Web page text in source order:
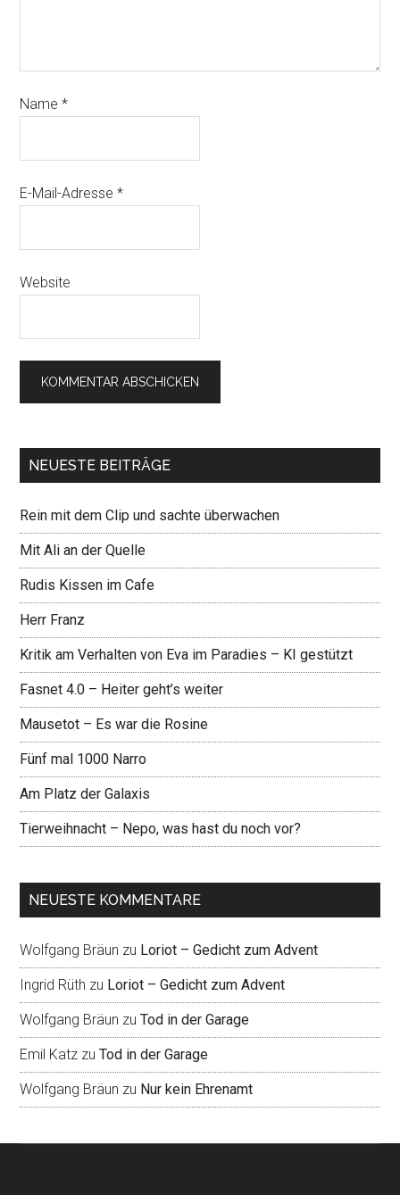
Name*
E-Mail-Adresse*
Website
NEUESTE BEITRÄGE
Rein mit dem Clip und sachte überwachen
Mit Ali an der Quelle
Rudis Kissen im Cafe
Herr Franz
Kritik am Verhalten von Eva im Paradies – KI gestützt
Fasnet 4.0 – Heiter geht’s weiter
Mausetot – Es war die Rosine
Fünf mal 1000 Narro
Am Platz der Galaxis
Tierweihnacht – Nepo, was hast du noch vor?
NEUESTE KOMMENTARE
Wolfgang Bräun zu Loriot – Gedicht zum Advent
Ingrid Rüth zu Loriot – Gedicht zum Advent
Wolfgang Bräun zuTod in der Garage
Emil Katz zuTod in der Garage
Wolfgang Bräun zu Nur kein Ehrenamt